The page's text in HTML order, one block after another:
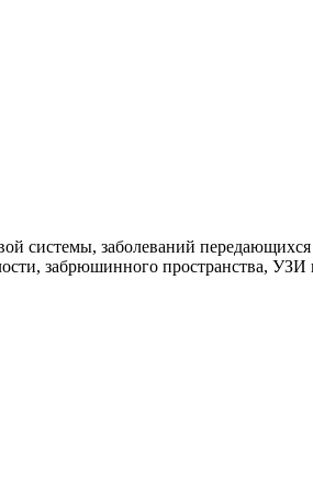
системы, заболеваний
забрюшинного пространства, УЗИ